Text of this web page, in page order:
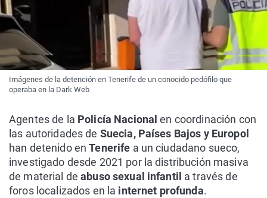
Imágenes de la detención en Tenerife de un conocido pedófilo que
operaba en la Dark Web
Agentes de la Policía Nacional en coordinación con
las autoridades de Suecia, Países Bajos y Europol
han detenido enTenerife a un ciudadano sueco,
investigado desde 2021 por la distribución masiva
de material de abuso sexual infantil a través de
foros localizados en la internet profunda.